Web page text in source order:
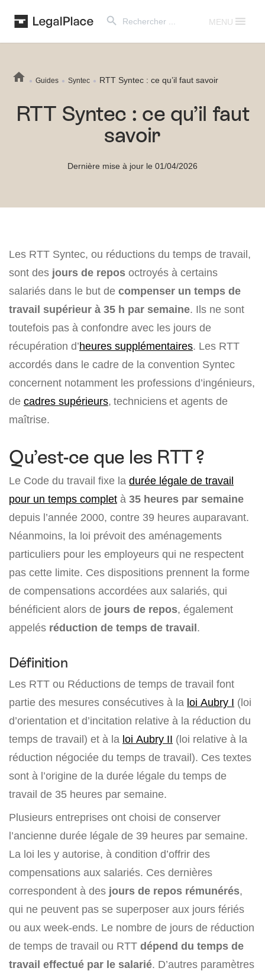
for:
MENU
Guides Syntec RTT Syntec : ce qu’il faut savoir
RTT Syntec : ce qu’il faut
savoir
Dernière mise à jour le 01/04/2026
Les RTT Syntec, ou réductions du temps de travail,
sont des jours de repos octroyés à certains
salariés dans le but de compenser un temps de
travail supérieur à 35 h par semaine. Ils ne sont
toutefois pas à confondre avec les jours de
récupération d’heures supplémentaires. Les RTT
accordés dans le cadre de la convention Syntec
concernent notamment les professions d’ingénieurs,
de cadres supérieurs, techniciens et agents de
maîtrise.
Qu’est-ce que les RTT ?
Le Code du travail fixe la durée légale de travail
pour un temps complet à 35 heures par semaine
depuis l’année 2000, contre 39 heures auparavant.
Néanmoins, la loi prévoit des aménagements
particuliers pour les employeurs qui ne respectent
pas cette limite. Ces dispositions prennent la forme
de compensations accordées aux salariés, qui
bénéficient alors de jours de repos, également
appelés réduction de temps de travail.
Définition
Les RTT ou Réductions de temps de travail font
partie des mesures consécutives à la loi Aubry I (loi
d’orientation et d’incitation relative à la réduction du
temps de travail) et à la loi Aubry II (loi relative à la
réduction négociée du temps de travail). Ces textes
sont à l’origine de la durée légale du temps de
travail de 35 heures par semaine.
Plusieurs entreprises ont choisi de conserver
l’ancienne durée légale de 39 heures par semaine.
La loi les y autorise, à condition d’offrir des
compensations aux salariés. Ces dernières
correspondent à des jours de repos rémunérés,
qui ne peuvent pas se superposer aux jours fériés
ou aux week-ends. Le nombre de jours de réduction
de temps de travail ou RTT dépend du temps de
travail effectué par le salarié. D’autres paramètres